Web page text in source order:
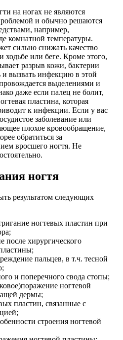
на ногах не являются
и обычно решаются
например,
комнатной температуры.
сильно снижать качество
ходьбе или беге. Кроме этого,
разрыв кожи, бактерии
и вызвать инфекцию в этой
выделениями и
даже если палец не болит,
пластина, которая
к инфекции. Если у вас
заболевание или
плохое кровообращение,
обратиться за
вросшего ногтя. Не
ногтя
результатом следующих
ногтевых пластин при
после хирургического
пальцев, в т.ч. тесной
и поперечного свода стопы;
ногтевой
дермы;
пластин, связанные с
строения ногтевой